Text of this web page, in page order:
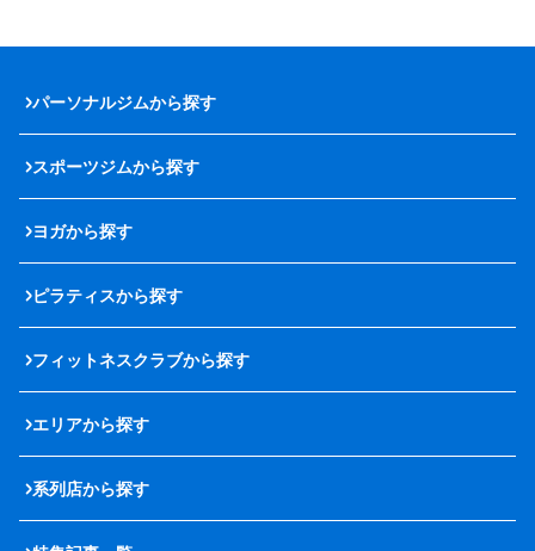
パーソナルジムから探す
スポーツジムから探す
ヨガから探す
ピラティスから探す
フィットネスクラブから探す
エリアから探す
系列店から探す